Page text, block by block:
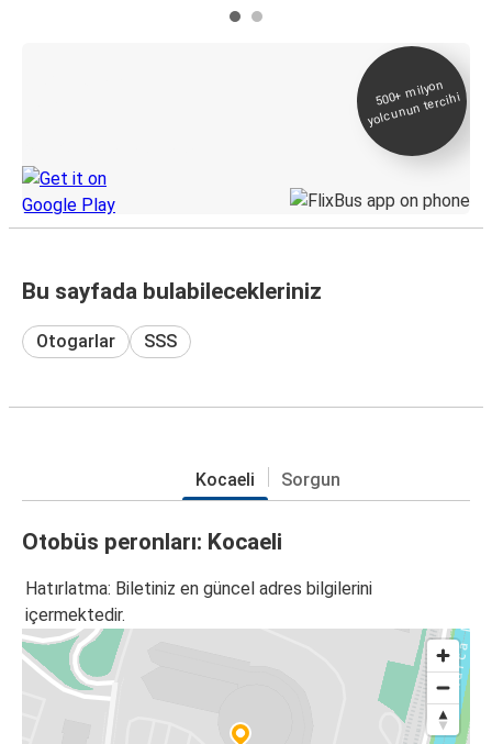
500+
milyon
yolcunun tercihi
Bu sayfada bulabilecekleriniz
Otogarlar SSS
Kocaeli Sorgun
Otobüs peronları: Kocaeli
Hatırlatma: Biletiniz en güncel adres bilgilerini
içermektedir.